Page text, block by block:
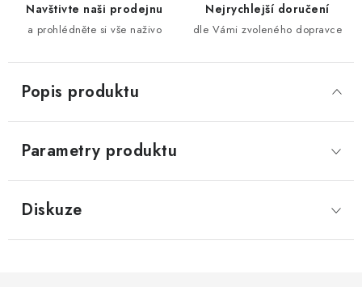
Navštivte naši prodejnu
a prohlédněte si vše naživo
Nejrychlejší doručení
dle Vámi zvoleného dopravce
Popis produktu
Parametry produktu
Diskuze